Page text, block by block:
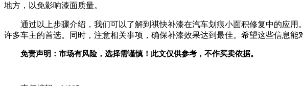
地方，以免影响漆面质量。
通过以上步骤介绍，我们可以了解到祺快补漆在汽车划痕小面积修复中的应
许多车主的首选。同时，注意相关事项，确保补漆效果达到最佳。希望这些信息能
免责声明：市场有风险，选择需谨慎！此文仅供参考，不作买卖依据。